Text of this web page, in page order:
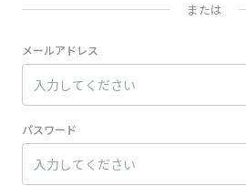
または
メールアドレス
パスワード